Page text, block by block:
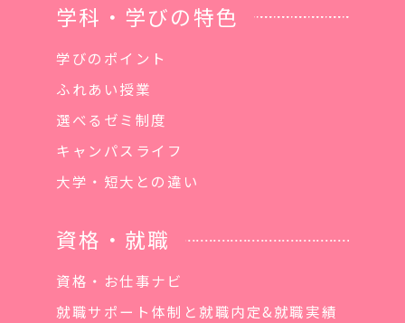
学科・学びの特色
学びのポイント
ふれあい授業
選べるゼミ制度
キャンパスライフ
大学・短大との違い
資格・就職
資格・お仕事ナビ
就職サポート体制と就職内定&就職実績